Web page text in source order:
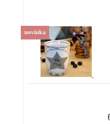
novinka